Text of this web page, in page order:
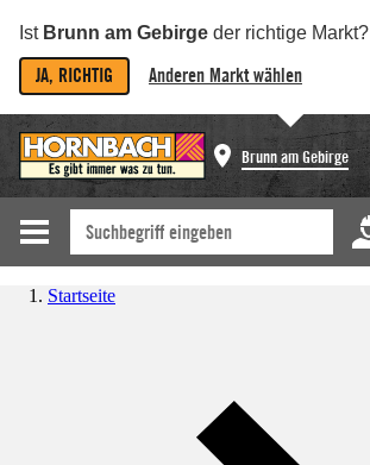
Ist Brunn am Gebirge der richtige Markt?
JA, RICHTIG Anderen Markt wählen
Brunn am Gebirge
Startseite